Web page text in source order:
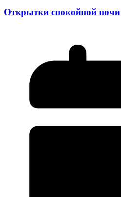
Открытки спокойной ночи